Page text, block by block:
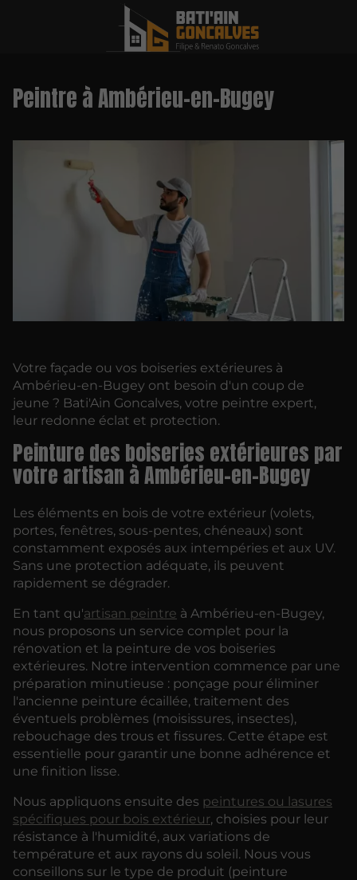
Peintre à Ambérieu-en-Bugey
Votre façade ou vos boiseries extérieures à
Ambérieu-en-Bugey ont besoin d'un coup de
jeune ? Bati'Ain Goncalves, votre peintre expert,
leur redonne éclat et protection.
Peinture des boiseries extérieures par
votre artisan à Ambérieu-en-Bugey
Les éléments en bois de votre extérieur (volets,
portes, fenêtres, sous-pentes, chéneaux) sont
constamment exposés aux intempéries et aux UV.
Sans une protection adéquate, ils peuvent
rapidement se dégrader.
En tant qu'artisan peintre à Ambérieu-en-Bugey,
nous proposons un service complet pour la
rénovation et la peinture de vos boiseries
extérieures. Notre intervention commence par une
préparation minutieuse : ponçage pour éliminer
l'ancienne peinture écaillée, traitement des
éventuels problèmes (moisissures, insectes),
rebouchage des trous et fissures. Cette étape est
essentielle pour garantir une bonne adhérence et
une finition lisse.
Nous appliquons ensuite des peintures ou lasures
spécifiques pour bois extérieur, choisies pour leur
résistance à l'humidité, aux variations de
température et aux rayons du soleil. Nous vous
conseillons sur le type de produit (peinture